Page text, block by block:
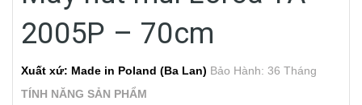
2005P – 70cm
Xuất xứ: Made in Poland (Ba Lan) Bảo Hành: 36 Tháng
TÍNH NĂNG SẢN PHẨM